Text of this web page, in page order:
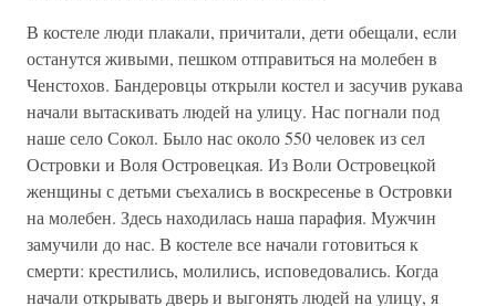
В костеле люди плакали, причитали, дети обещали, если
останутся живыми, пешком отправиться на молебен в
Ченстохов. Бандеровцы открыли костел и засучив рукава
начали вытаскивать людей на улицу. Нас погнали под
наше село Сокол. Было нас около 550 человек из сел
Островки и Воля Островецкая. Из Воли Островецкой
женщины с детьми съехались в воскресенье в Островки
на молебен. Здесь находилась наша парафия. Мужчин
замучили до нас. В костеле все начали готовиться к
смерти: крестились, молились, исповедовались. Когда
начали открывать дверь и выгонять людей на улицу, я